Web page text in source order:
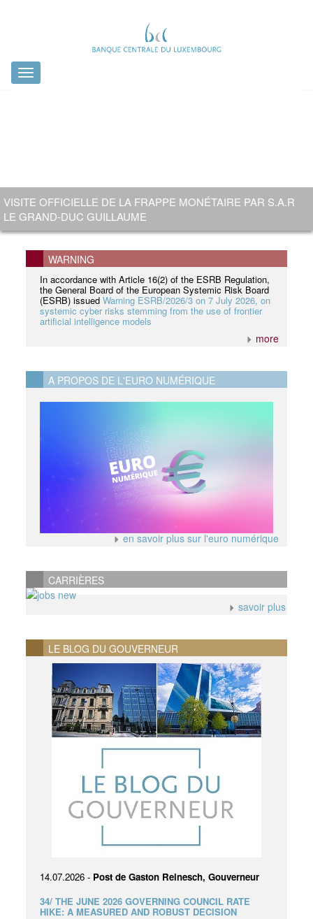
Toggle
navigation
PUBLICATION DU RAPPORT ANNUEL 2025
EMISSION ET MISE EN CIRCULATION: 13 JUILLET 2026
DONNEZ VOTRE AVIS SUR LES FUTURS BILLETS EN EUROS
!
VISITE OFFICIELLE DE LA FRAPPE MONÉTAIRE PAR S.A.R
LE GRAND-DUC GUILLAUME
NOUVELLE VERSION
WARNING
In accordance with Article 16(2) of the ESRB Regulation,
the General Board of the European Systemic Risk Board
(ESRB) issued Warning ESRB/2026/3 on 7 July 2026, on
systemic cyber risks stemming from the use of frontier
artificial intelligence models
more
A PROPOS DE L'EURO NUMÉRIQUE
en savoir plus sur l'euro numérique
CARRIÈRES
savoir plus
LE BLOG DU GOUVERNEUR
14.07.2026 - Post de Gaston Reinesch, Gouverneur
34/ THE JUNE 2026 GOVERNING COUNCIL RATE
HIKE: A MEASURED AND ROBUST DECISION